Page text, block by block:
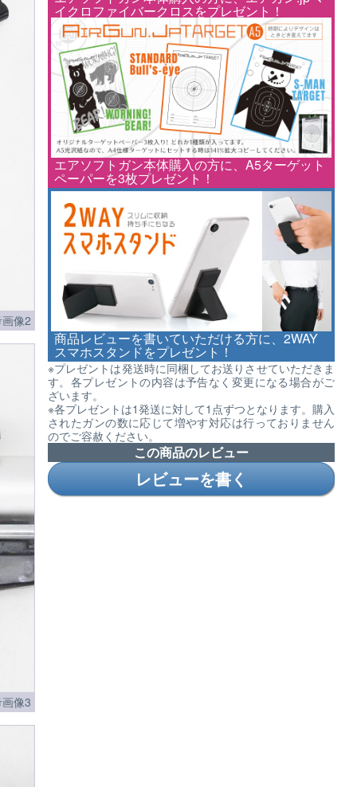
イクロファイバークロスをプレゼント！
エアソフトガン本体購入の方に、A5ターゲット
ペーパーを3枚プレゼント！
商品レビューを書いていただける方に、2WAY
スマホスタンドをプレゼント！
※プレゼントは発送時に同梱してお送りさせていただきま
す。各プレゼントの内容は予告なく変更になる場合がご
ざいます。
※各プレゼントは1発送に対して1点ずつとなります。購入
されたガンの数に応じて増やす対応は行っておりません
のでご容赦ください。
この商品のレビュー
レビューを書く
像2
像3